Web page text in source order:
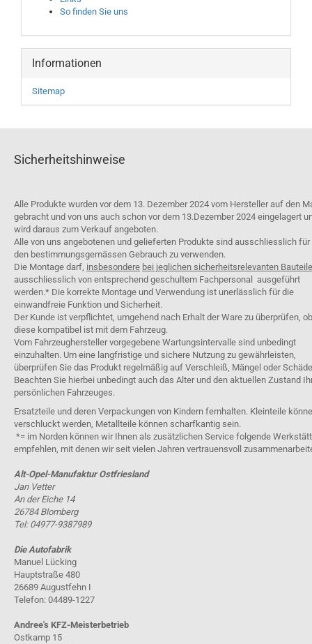
So finden Sie uns
Informationen
Sitemap
Sicherheitshinweise
Alle Produkte wurden vor dem 13. Dezember 2024 vom Hersteller auf den
gebracht und von uns auch schon vor dem 13.Dezember 2024 eingelagert
wird daraus zum Verkauf angeboten.
Alle von uns angebotenen und gelieferten Produkte sind ausschliesslich für
den bestimmungsgemässen Gebrauch zu verwenden.
Die Montage darf, insbesondere bei jeglichen sicherheitsrelevanten
ausschliesslich von entsprechend geschultem Fachpersonal ausgeführt
werden.* Die korrekte Montage und Verwendung ist unerlässlich für die
einwandfreie Funktion und Sicherheit.
Der Kunde ist verpflichtet, umgehend nach Erhalt der Ware zu überprüfen, ob
diese kompatibel ist mit dem Fahrzeug.
Vom Fahrzeughersteller vorgegebene Wartungsintervalle sind unbedingt
einzuhalten. Um eine langfristige und sichere Nutzung zu gewährleisten,
überprüfen Sie das Produkt regelmäßig auf Verschleiß, Mängel oder
Beachten Sie hierbei unbedingt auch das Alter und den aktuellen Zustand
persönlichen Fahrzeuges.
Ersatzteile und deren Verpackungen von Kindern fernhalten. Kleinteile
verschluckt werden, Metallteile können scharfkantig sein.
*= im Norden können wir Ihnen als zusätzlichen Service folgende
empfehlen, mit denen wir seit vielen Jahren vertrauensvoll
Alt-Opel-Manufaktur Ostfriesland
Jan Vetter
An der Eiche 14
26784 Blomberg
Tel: 04977-9387989
Die Autofabrik
Manuel Lücking
Hauptstraße 480
26689 Augustfehn I
Telefon: 04489-1227
Andree's KFZ-Meisterbetrieb
Ostkamp 15